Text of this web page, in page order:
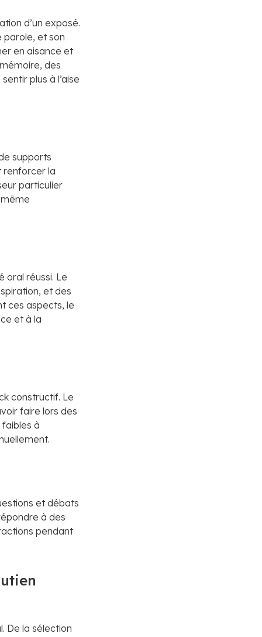
d’un exposé.
parole, et son
en aisance et
des
plus à l’aise
supports
renforcer la
particulier
oral réussi. Le
et des
ces aspects, le
et à la
constructif. Le
faire lors des
à
et débats
à des
pendant
De la sélection